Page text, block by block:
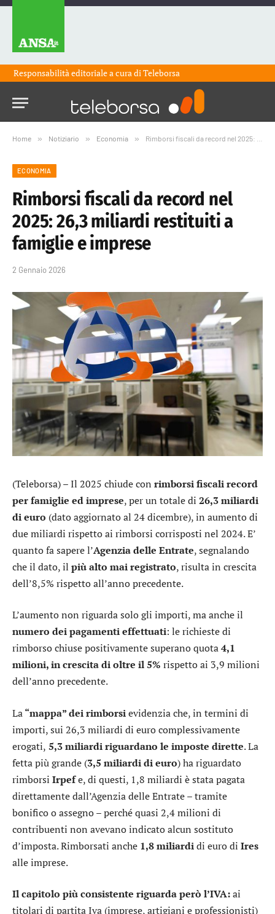
Responsabilità editoriale a cura diTeleborsa
Home » Notiziario » Economia » Rimborsi fiscali da record nel 2025: 26,3 miliardi restituiti a famiglie e imprese
ECONOMIA
Rimborsi fiscali da record nel
2025: 26,3 miliardi restituiti a
famiglie e imprese
2 Gennaio 2026
(Teleborsa) – Il 2025 chiude con rimborsi fiscali record
per famiglie ed imprese, per un totale di 26,3 miliardi
di euro (dato aggiornato al 24 dicembre), in aumento di
due miliardi rispetto ai rimborsi corrisposti nel 2024. E’
quanto fa sapere l’Agenzia delle Entrate, segnalando
che il dato, il più alto mai registrato, risulta in crescita
dell’8,5% rispetto all’anno precedente.
L’aumento non riguarda solo gli importi, ma anche il
numero dei pagamenti effettuati: le richieste di
rimborso chiuse positivamente superano quota4,1
milioni, in crescita di oltre il 5% rispetto ai 3,9 milioni
dell’anno precedente.
La“mappa” dei rimborsievidenzia che, in termini di
importi, sui 26,3 miliardi di euro complessivamente
erogati, 5,3 miliardi riguardano le imposte dirette. La
fetta più grande (3,5 miliardi di euro) ha riguardato
rimborsi Irpefe, di questi, 1,8 miliardi è stata pagata
direttamente dall’Agenzia delle Entrate – tramite
bonifico o assegno – perché quasi 2,4 milioni di
contribuenti non avevano indicato alcun sostituto
d’imposta. Rimborsati anche 1,8 miliardidi euro di Ires
alle imprese.
Il capitolo più consistente riguarda però l’IVA:ai
titolari di partita Iva (imprese, artigiani e professionisti)